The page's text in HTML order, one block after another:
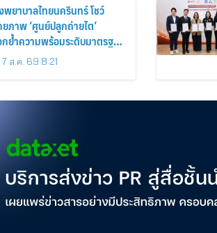
พยาบาลไทยนครินทร์ โชว์
ภาพ ‘ศูนย์ปลูกถ่ายไต’
ย้ำความพร้อมระดับมาตรฐาน
หน้าผ่าตัดปลูกถ่ายไตสำเร็จ 2
พร้อมกัน จากผู้บริจาคอวัยวะ
7 ส.ค. 69 8:21